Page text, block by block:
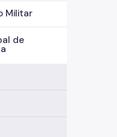
Militar
de